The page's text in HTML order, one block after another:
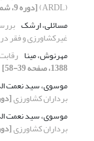
(ARDL)
[دوره 9، شماره 2، 1388، صفحه 1-17]
مسائلی، ارشک
غیر‌کشاورزی و فقر
مهرنوش، مینا
1388، صفحه 39-58]
موسوی، سید نعمت
برداران کشاورزی[دوره 9، شماره 1،
موسوی، سید نعمت
برداران کشاورزی[دوره 9، شماره 1،